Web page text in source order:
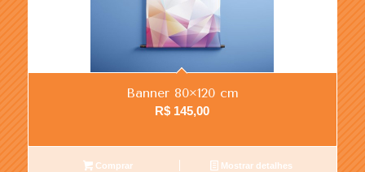
Banner 80×120 cm
R$ 145,00
Comprar Mostrar detalhes